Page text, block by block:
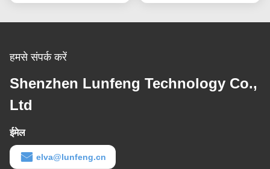
हमसे संपर्क करें
Shenzhen Lunfeng Technology Co.,
Ltd
ईमेल
elva@lunfeng.cn